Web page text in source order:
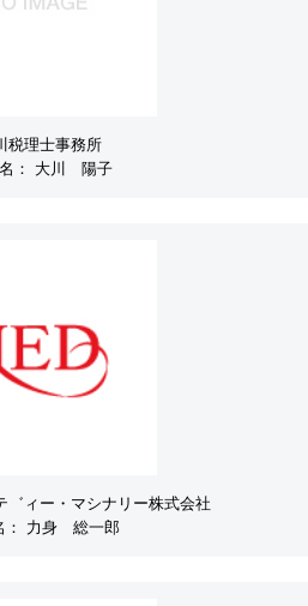
税理士事務所
：
大川 陽子
゛ィー・マシナリー株式会社
力身 総一郎